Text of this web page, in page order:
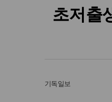
초저출
기독일보